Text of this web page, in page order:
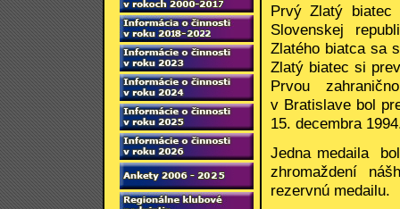
Prvý Zlatý biatec
Slovenskej
Zlatého biatca sa
Zlatý biatec si
Prvou
v Bratislave bol
15. decembra
Jedna medaila
zhromaždení
rezervnú medailu.